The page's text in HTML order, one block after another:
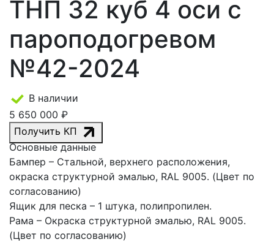
ТНП 32 куб 4 оси с
пароподогревом
№42-2024
В наличии
5 650 000 ₽
Получить КП
Основные данные
Бампер – Стальной, верхнего расположения,
окраска структурной эмалью, RAL 9005. (Цвет по
согласованию)
Ящик для песка – 1 штука, полипропилен.
Рама – Окраска структурной эмалью, RAL 9005.
(Цвет по согласованию)